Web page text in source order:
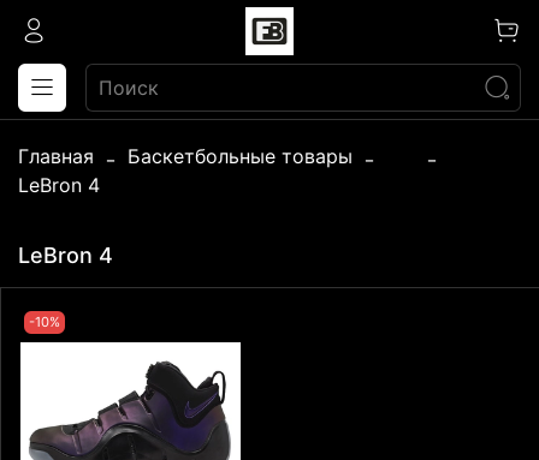
Главная Баскетбольные товары
LeBron 4
LeBron 4
-10%